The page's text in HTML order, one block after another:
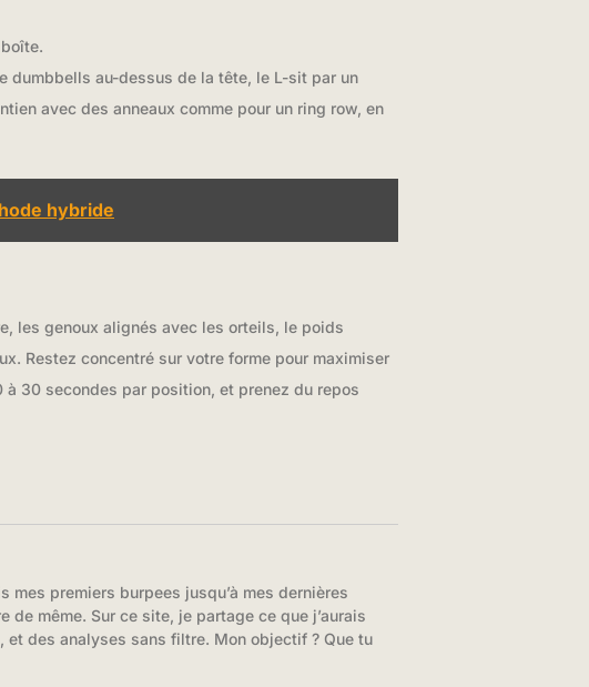
dumbbells au-dessus de la tête, le L-sit par un
avec des anneaux comme pour un ring row, en
hybride
les genoux alignés avec les orteils, le poids
Restez concentré sur votre forme pour maximiser
30 secondes par position, et prenez du repos
mes premiers burpees jusqu’à mes dernières
même. Sur ce site, je partage ce que j’aurais
des analyses sans filtre. Mon objectif ? Que tu